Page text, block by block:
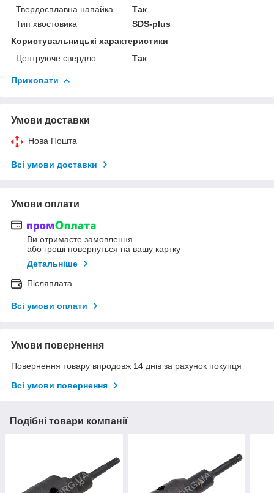
Твердосплавна напайка
Так
Тип хвостовика
SDS-plus
Користувальницькі характеристики
Центруюче свердло
Так
Приховати
Умови доставки
Нова Пошта
Всі умови доставки
Умови оплати
Ви отримаєте замовлення
або гроші повернуться на вашу картку
Детальніше
Післяплата
Всі умови оплати
Умови повернення
Повернення товару впродовж 14 днів за рахунок покупця
Всі умови повернення
Подібні товари компанії